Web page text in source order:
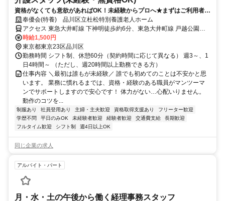
資格がなくても意欲があればOK！未経験からプロへ★まずはご利用者様
のお顔とお名前を覚えるところから始めましょう【♪】
奉優会(特養) 品川区立杜松特別養護老人ホーム
アクセス 東急大井町線 下神明徒歩約6分、東急大井町線 戸越公園南
口徒歩約7分、ＪＲ湘南新宿ライン 西大井徒歩約8分
時給1,500円
東京都東京23区品川区
勤務時間 シフト制、休憩60分（契約時間に応じて異なる） 週3～、1
日4時間～ （ただし、週20時間以上勤務できる方）
仕事内容 ＼最初は誰もが未経験／ 誰でも初めてのことは不安かと思
います。 業務に慣れるまでは、資格・経験のある職員がマンツーマ
ンでサポートしますので安心です！ 体力がない…心配いりません。
動作のコツを...
制服あり 社員登用あり 主婦・主夫歓迎 資格取得支援あり
フリーター歓迎
学歴不問
平日のみOK 未経験者歓迎 経験者歓迎 交通費支給
長期歓迎
フルタイム歓迎
シフト制 週4日以上OK
同じ企業の求人
アルバイト・パート
月・水・土の午後から働く経理事務スタッフ